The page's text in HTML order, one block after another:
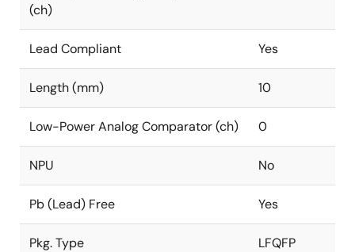
(ch)
Lead Compliant Yes
Length (mm) 10
Low-Power Analog Comparator (ch) 0
NPU No
Pb (Lead) Free Yes
Pkg. Type LFQFP